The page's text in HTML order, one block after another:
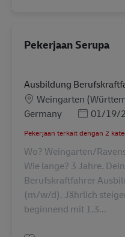
Pekerjaan Serupa
Ausbildung
LokasiWeingarten
Germany
Posted Date
01/19/
Pekerjaan terkait dengan 2
Wo? Weingarten/
Wie lange? 3 Jahre.
Berufskraftfahrer
(m/w/d). Jährlich
beginnend mit 1.3...